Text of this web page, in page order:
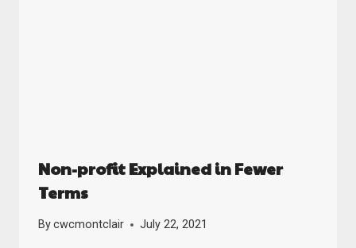
Non-profit Explained in Fewer
Terms
Bycwcmontclair July 22, 2021